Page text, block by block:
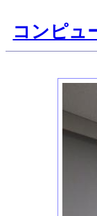
コンピュ